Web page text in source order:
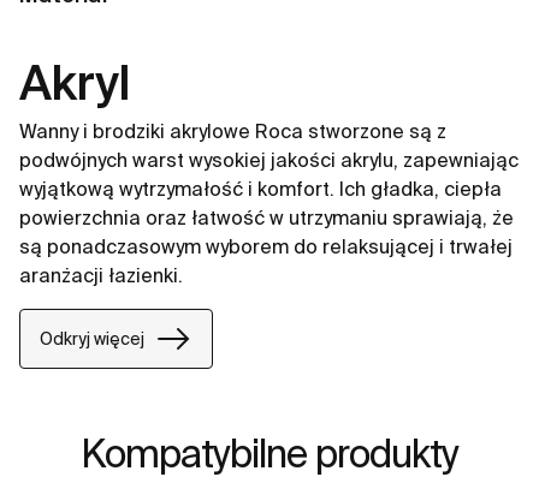
Akryl
Wanny i brodziki akrylowe Roca stworzone są z
podwójnych warst wysokiej jakości akrylu, zapewniając
wyjątkową wytrzymałość i komfort. Ich gładka, ciepła
powierzchnia oraz łatwość w utrzymaniu sprawiają, że
są ponadczasowym wyborem do relaksującej i trwałej
aranżacji łazienki.
Odkryj więcej
Kompatybilne produkty